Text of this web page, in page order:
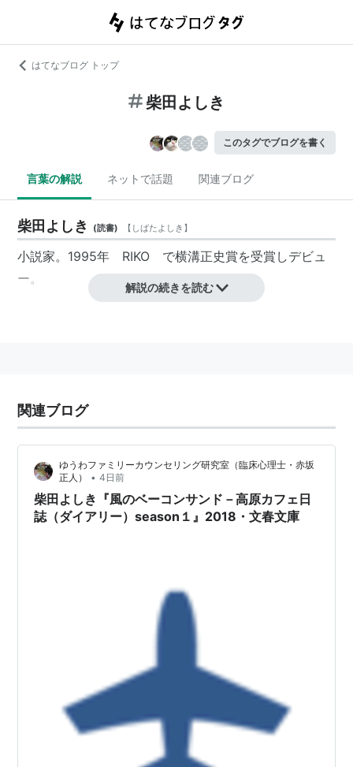
はてなブログ トップ
柴田よしき
このタグでブログを書く
言葉の解説 ネットで話題 関連ブログ
柴田よしき (読書) 【 しばたよしき 】
小説家。1995年 RIKO で横溝正史賞を受賞しデビュ
ー。
解説の続きを読む
関連ブログ
ゆうわファミリーカウンセリング研究室（臨床心理士・赤坂
正人）
• 4日前
柴田よしき『風のベーコンサンド－高原カフェ日
誌（ダイアリー）season１』2018・文春文庫